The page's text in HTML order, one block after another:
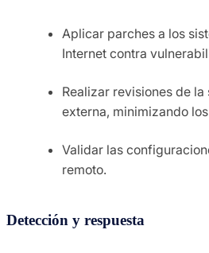
Aplicar parches a los
Internet contra
Realizar revisiones de
externa, minimizando
Validar las
remoto.
Detección y respuesta